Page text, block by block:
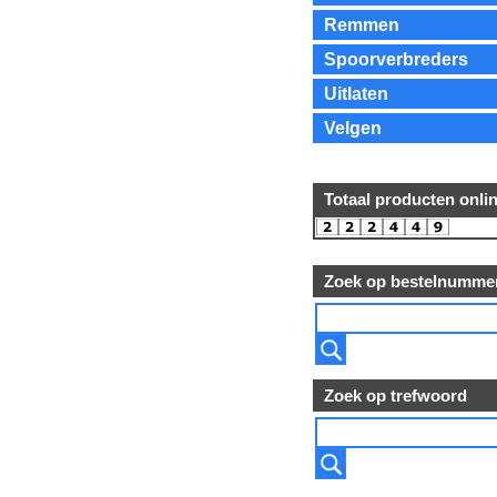
Remmen
Spoorverbreders
Uitlaten
Velgen
Totaal producten
Zoek op
Zoek op trefwoord